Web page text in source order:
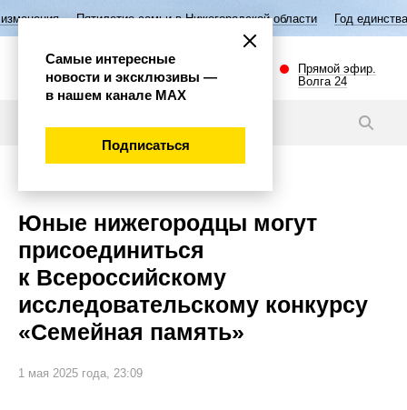
семьи в Нижегородской области Год единства народов России
Прямой эфир.
Волга 24
Юные нижегородцы могут
присоединиться
к Всероссийскому
исследовательскому конкурсу
«Семейная память»
1 мая 2025 года, 23:09
Самые интересные
новости и эксклюзивы —
в нашем канале МАХ
Подписаться